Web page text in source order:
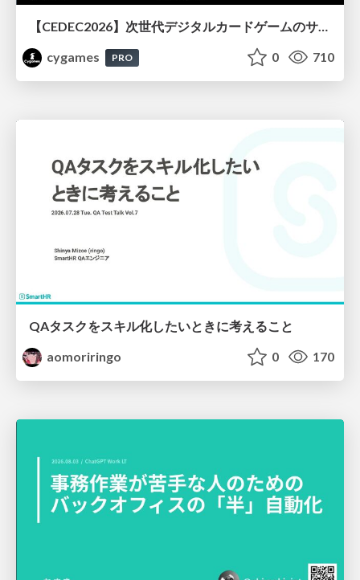
【CEDEC2026】次世代デジタルカードゲームのサーバー設計と運用 〜『Shadowverse: Worlds Beyond』の舞台裏～
cygames
PRO 0 710
QAタスクをスキル化したいときに考えること
aomoriringo
0 170